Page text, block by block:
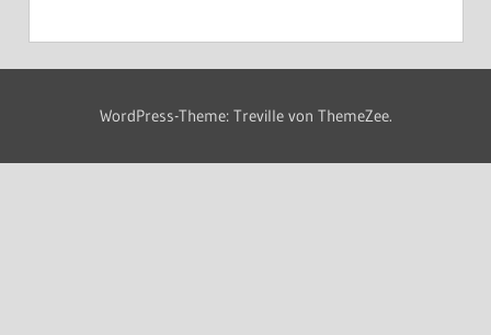
WordPress-Theme: Treville von ThemeZee.